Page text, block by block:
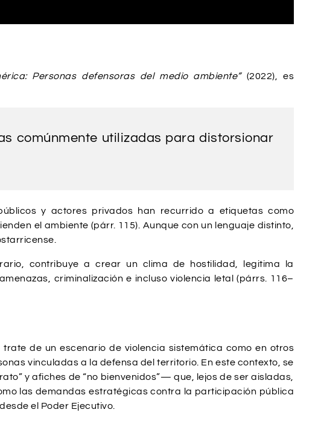
Personas defensoras del medio ambiente”(2022), es
comúnmente utilizadas para distorsionar
y actores privados han recurrido a etiquetas como
el ambiente (párr. 115). Aunque con un lenguaje distinto,
contribuye a crear un clima de hostilidad, legitima la
criminalización e incluso violencia letal (párrs. 116–
de un escenario de violencia sistemática como en otros
vinculadas a la defensa del territorio. En este contexto, se
y afiches de “no bienvenidos”— que, lejos de ser aisladas,
las demandas estratégicas contra la participación pública
el Poder Ejecutivo.